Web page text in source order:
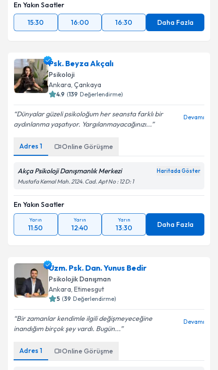
En Yakın Saatler
15:30
16:00 16:30 Daha Fazla
Psk. Beyza Akçalı
Psikoloji
Ankara, Çankaya
4.9 (139 Değerlendirme)
Dünyalar güzeli psikoloğum her seansta farklı bir
aydınlanma yaşatıyor. Yargılanmayacağınızı...
Devamı
Adres 1 Online Görüşme
Akça Psikoloji Danışmanlık Merkezi Haritada Göster
Mustafa Kemal Mah. 2124. Cad. Apt No : 12 D: 1
En Yakın Saatler
Yarın
11:50
Yarın
12:40
Yarın
13:30 Daha Fazla
Uzm. Psk. Dan. Yunus Bedir
Psikolojik Danışman
Ankara, Etimesgut
5 (39 Değerlendirme)
Bir zamanlar kendimle ilgili değişmeyeceğine
inandığım birçok şey vardı. Bugün...
Devamı
Adres 1 Online Görüşme